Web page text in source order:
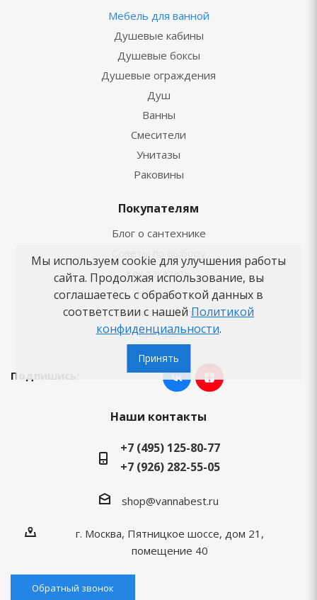
Мебель для ванной
Душевые кабины
Душевые боксы
Душевые ограждения
Душ
Ванны
Смесители
Унитазы
Раковины
Покупателям
Блог о сантехнике
Советы по выбору
Как заказать
Новости
Вопросы-ответы
Бренды
Подпишись:
Наши контакты
+7 (495) 125-80-77
+7 (926) 282-55-05
shop@vannabest.ru
г. Москва, Пятницкое шоссе, дом 21,
помещение 40
Обратный звонок
Мы используем cookie для улучшения работы
сайта. Продолжая использование, вы
соглашаетесь с обработкой данных в
соответствии с нашей Политикой
конфиденциальности.
Принять